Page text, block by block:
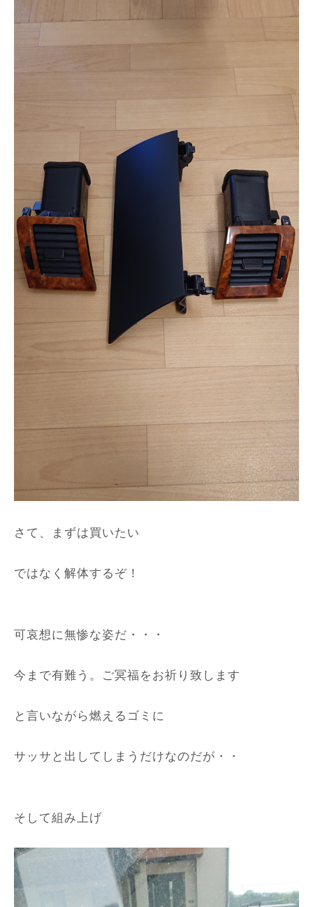
さて、まずは買いたい
ではなく解体するぞ！
可哀想に無惨な姿だ・・・
今まで有難う。ご冥福をお祈り致します
と言いながら燃えるゴミに
サッサと出してしまうだけなのだが・・
そして組み上げ